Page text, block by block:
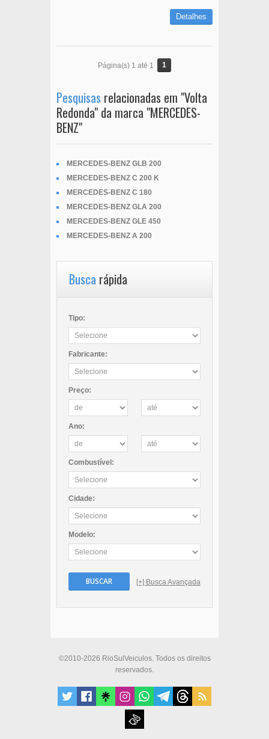
Detalhes
Página(s) 1 até 1 1
Pesquisas relacionadas em "Volta
Redonda" da marca "MERCEDES-
BENZ"
MERCEDES-BENZ GLB 200
MERCEDES-BENZ C 200 K
MERCEDES-BENZ C 180
MERCEDES-BENZ GLA 200
MERCEDES-BENZ GLE 450
MERCEDES-BENZ A 200
Busca rápida
Tipo:
Fabricante:
Preço:
Ano:
Combustível:
Cidade:
Modelo:
BUSCAR [+] Busca Avançada
©2010-2026 RioSulVeiculos. Todos os direitos
reservados.